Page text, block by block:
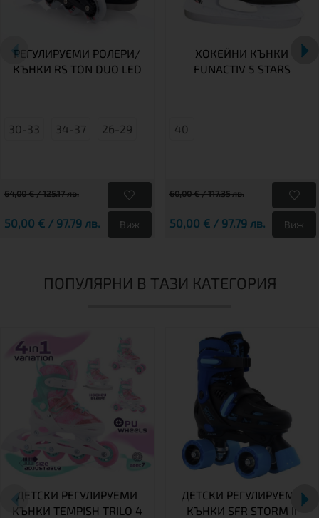
РЕГУЛИРУЕМИ РОЛЕРИ/
КЪНКИ RS TON DUO LED
30-33 34-37 26-29
64,00 € / 125.17 лв.
50,00 € / 97.79 лв. Виж
ХОКЕЙНИ КЪНКИ
FUNACTIV 5 STARS
40
60,00 € / 117.35 лв.
50,00 € / 97.79 лв. Виж
ПОПУЛЯРНИ В ТАЗИ КАТЕГОРИЯ
ДЕТСКИ РЕГУЛИРУЕМИ
КЪНКИ TEMPISH TRILO 4
ДЕТСКИ РЕГУЛИРУЕМИ
КЪНКИ SFR STORM II